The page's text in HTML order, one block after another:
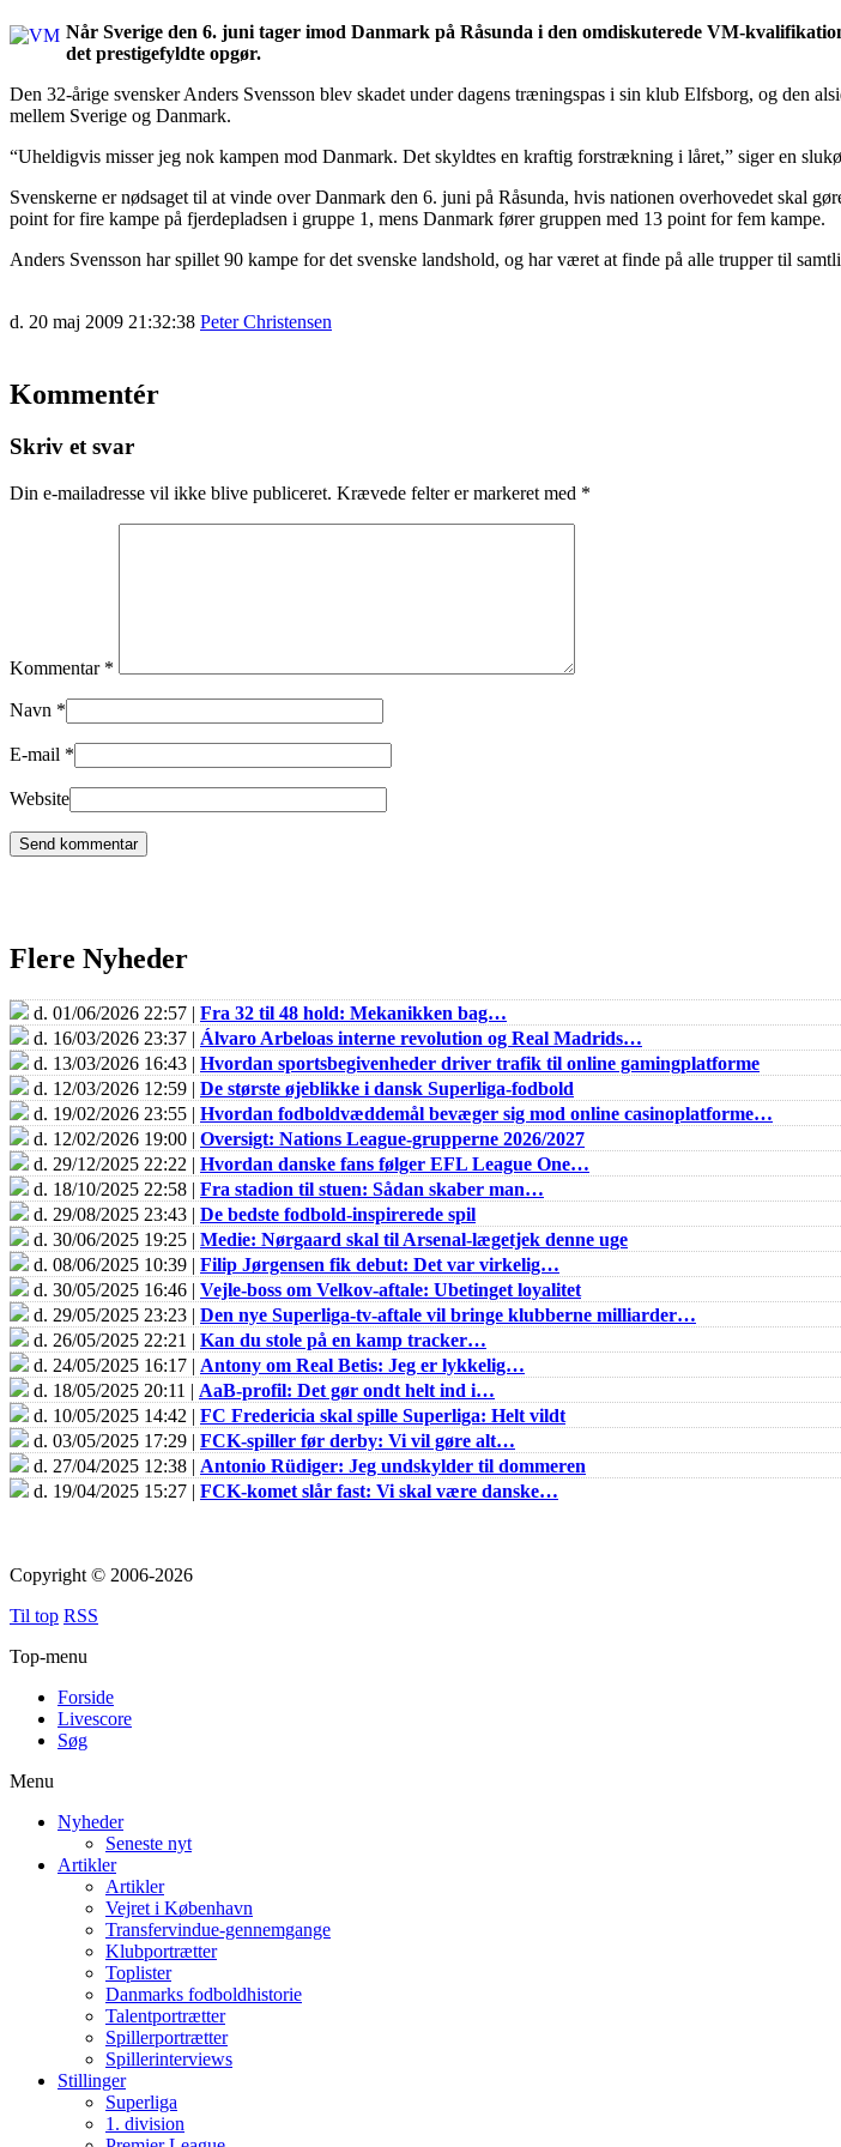
Når Sverige den 6. juni tager imod Danmark på Råsunda i den omdiskuterede VM-
det prestigefyldte opgør.
Den 32-årige svensker Anders Svensson blev skadet under dagens træningspas i sin klub Elfsborg, og den
mellem Sverige og Danmark.
“Uheldigvis misser jeg nok kampen mod Danmark. Det skyldtes en kraftig forstrækning i låret,” siger en
Svenskerne er nødsaget til at vinde over Danmark den 6. juni på Råsunda, hvis nationen overhovedet skal
point for fire kampe på fjerdepladsen i gruppe 1, mens Danmark fører gruppen med 13 point for fem kampe.
Anders Svensson har spillet 90 kampe for det svenske landshold, og har været at finde på alle trupper til
d. 20 maj 2009 21:32:38 Peter Christensen
Kommentér
Skriv et svar
Din e-mailadresse vil ikke blive publiceret. Krævede felter er markeret med *
Kommentar *
Navn *
E-mail *
Website
Flere Nyheder
d. 01/06/2026 22:57 | Fra 32 til 48 hold: Mekanikken bag…
d. 16/03/2026 23:37 | Álvaro Arbeloas interne revolution og Real Madrids…
d. 13/03/2026 16:43 | Hvordan sportsbegivenheder driver trafik til online gamingplatforme
d. 12/03/2026 12:59 | De største øjeblikke i dansk Superliga-fodbold
d. 19/02/2026 23:55 | Hvordan fodboldvæddemål bevæger sig mod online casinoplatforme…
d. 12/02/2026 19:00 | Oversigt: Nations League-grupperne 2026/2027
d. 29/12/2025 22:22 | Hvordan danske fans følger EFL League One…
d. 18/10/2025 22:58 | Fra stadion til stuen: Sådan skaber man…
d. 29/08/2025 23:43 | De bedste fodbold-inspirerede spil
d. 30/06/2025 19:25 | Medie: Nørgaard skal til Arsenal-lægetjek denne uge
d. 08/06/2025 10:39 | Filip Jørgensen fik debut: Det var virkelig…
d. 30/05/2025 16:46 | Vejle-boss om Velkov-aftale: Ubetinget loyalitet
d. 29/05/2025 23:23 | Den nye Superliga-tv-aftale vil bringe klubberne milliarder…
d. 26/05/2025 22:21 | Kan du stole på en kamp tracker…
d. 24/05/2025 16:17 | Antony om Real Betis: Jeg er lykkelig…
d. 18/05/2025 20:11 | AaB-profil: Det gør ondt helt ind i…
d. 10/05/2025 14:42 | FC Fredericia skal spille Superliga: Helt vildt
d. 03/05/2025 17:29 | FCK-spiller før derby: Vi vil gøre alt…
d. 27/04/2025 12:38 | Antonio Rüdiger: Jeg undskylder til dommeren
d. 19/04/2025 15:27 | FCK-komet slår fast: Vi skal være danske…
Copyright © 2006-2026
Til top RSS
Top-menu
Forside
Livescore
Søg
Menu
Nyheder
Seneste nyt
Artikler
Artikler
Vejret i København
Transfervindue-gennemgange
Klubportrætter
Toplister
Danmarks fodboldhistorie
Talentportrætter
Spillerportrætter
Spillerinterviews
Stillinger
Superliga
1. division